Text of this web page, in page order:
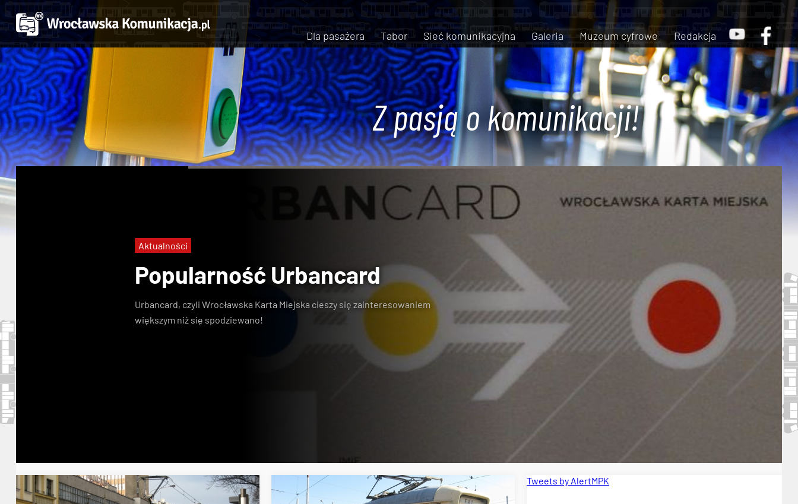
Dla pasażera Tabor Sieć komunikacyjna Galeria Muzeum cyfrowe Redakcja
Z pasją o komunikacji!
Popularność Urbancard
Urbancard, czyli Wrocławska Karta Miejska cieszy się zainteresowaniem
większym niż się spodziewano!
Aktualności
Tweets by AlertMPK